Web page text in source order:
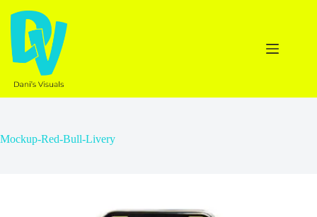
naar
inhoud
Mockup-Red-Bull-Livery